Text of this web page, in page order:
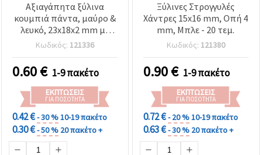
Αξιαγάπητα ξύλινα
κουμπιά πάντα, μαύρο &
λευκό, 23x18x2 mm με
τρύπα 1 mm – Σετ 10
παιχνιδιάρικων τεμ. για
ραπτική, κοσμήματα &
δημιουργικές DIY
κατασκευές
Κωδικός: 121336
0.60€ 1-9 πακέτο
ΕΚΠΤΏΣΕΙΣ
ΓΙΑ ΠΟΣΌΤΗΤΑ
0.42 €- 30 %10-19 πακέτο
0.30 €- 50 % 20 πακέτο +
Ξύλινες Στρογγυλές
Χάντρες 15x16 mm, Οπή 4
mm, Μπλε - 20 τεμ.
Κωδικός: 121380
0.90€ 1-9 πακέτο
ΕΚΠΤΏΣΕΙΣ
ΓΙΑ ΠΟΣΌΤΗΤΑ
0.72 €- 20 %10-19 πακέτο
0.63 €- 30 % 20 πακέτο +